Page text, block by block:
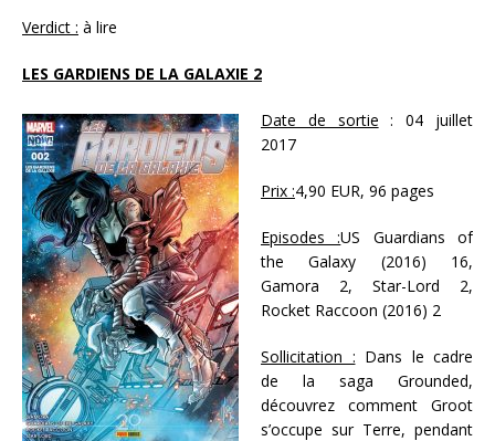
Verdict : à lire
LES GARDIENS DE LA GALAXIE 2
Date de sortie : 04 juillet
2017
Prix :4,90 EUR, 96 pages
Episodes :US Guardians of
the Galaxy (2016) 16,
Gamora 2, Star-Lord 2,
Rocket Raccoon (2016) 2
Sollicitation : Dans le cadre
de la saga Grounded,
découvrez comment Groot
s’occupe sur Terre, pendant